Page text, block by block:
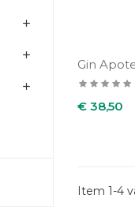
Gin
Prijs
€ 38,50
Item 1-4